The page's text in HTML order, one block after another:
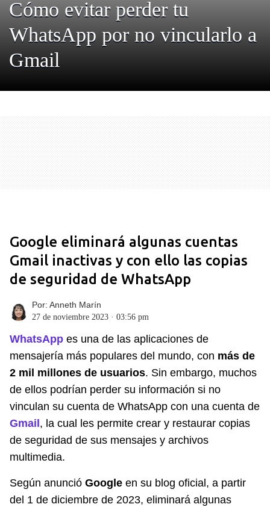
Cómo evitar perder tu
WhatsApp por no vincularlo a
Gmail
Google eliminará algunas cuentas
Gmail inactivas y con ello las copias
de seguridad de WhatsApp
Por: Anneth Marín
27 de noviembre 2023 · 03:56 pm
WhatsApp es una de las aplicaciones de
mensajería más populares del mundo, con más de
2 mil millones de usuarios. Sin embargo, muchos
de ellos podrían perder su información si no
vinculan su cuenta de WhatsApp con una cuenta de
Gmail , la cual les permite crear y restaurar copias
de seguridad de sus mensajes y archivos
multimedia.
Según anunció Google en su blog oficial, a partir
del 1 de diciembre de 2023, eliminará algunas